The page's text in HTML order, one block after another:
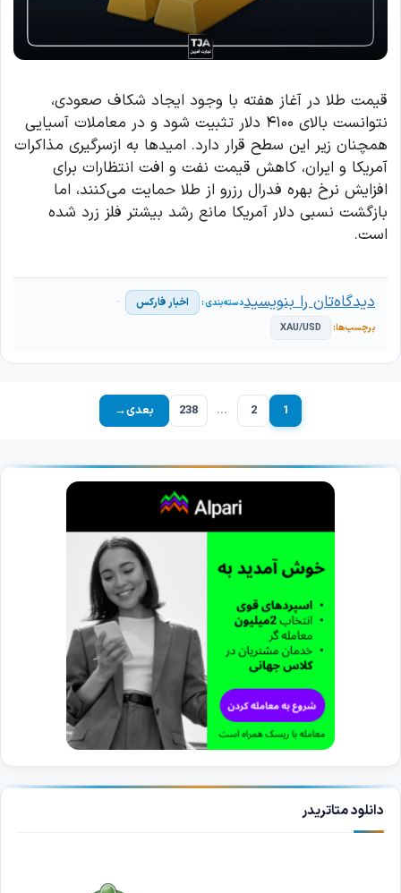
قیمت طلا در آغاز هفته با وجود ایجاد شکاف صعودی،
نتوانست بالای ۴۱۰۰ دلار تثبیت شود و در معاملات آسیایی
همچنان زیر این سطح قرار دارد. امیدها به ازسرگیری مذاکرات
آمریکا و ایران، کاهش قیمت نفت و افت انتظارات برای
افزایش نرخ بهره فدرال رزرو از طلا حمایت می‌کنند، اما
بازگشت نسبی دلار آمریکا مانع رشد بیشتر فلز زرد شده
است.
اخبار فارکس
XAU/USD
دیدگاه‌تان را بنویسید
برگه1 برگه2
… برگه
238 بعدی→
دانلود متاتریدر